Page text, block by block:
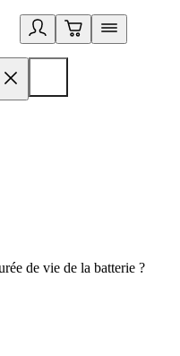
de vie de la batterie ?